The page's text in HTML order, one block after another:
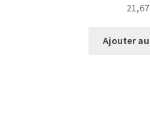
Ajouter